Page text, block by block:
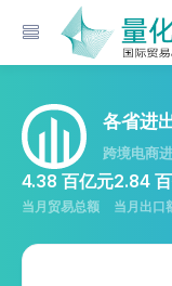
各省进
跨境电商
4.38 百亿元
当月贸易总额
2.84
当月出口